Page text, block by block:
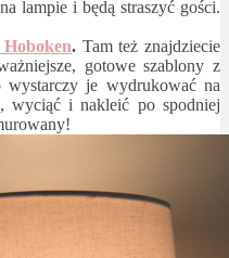
lampie i będą straszyć gości.
Hoboken. Tam też znajdziecie
gotowe szablony z
je wydrukować na
wyciąć i nakleić po spodniej